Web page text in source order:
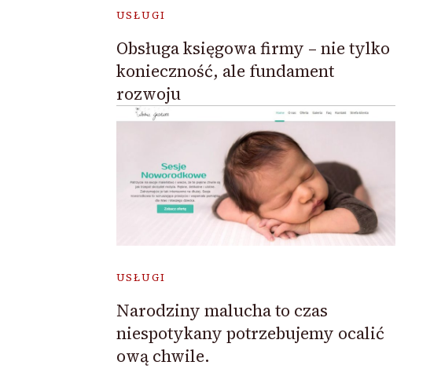
USŁUGI
Obsługa księgowa firmy – nie tylko
konieczność, ale fundament
rozwoju
USŁUGI
Narodziny malucha to czas
niespotykany potrzebujemy ocalić
ową chwile.